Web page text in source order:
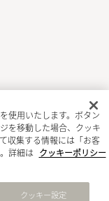
使用いたします。ボタン
を移動した場合、クッキ
収集する情報には「お客
詳細は
クッキーポリシー
クッキー設定